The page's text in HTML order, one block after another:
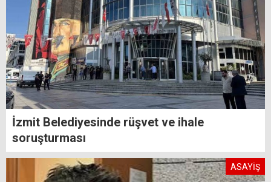
İzmit Belediyesinde rüşvet ve ihale
soruşturması
ASAYİŞ